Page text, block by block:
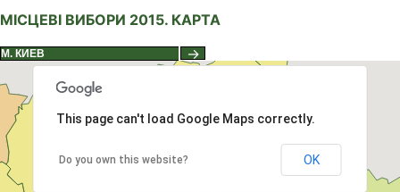
МІСЦЕВІ ВИБОРИ 2015. КАРТА
→
This page can't load Google Maps correctly.
Do you own this website? OK